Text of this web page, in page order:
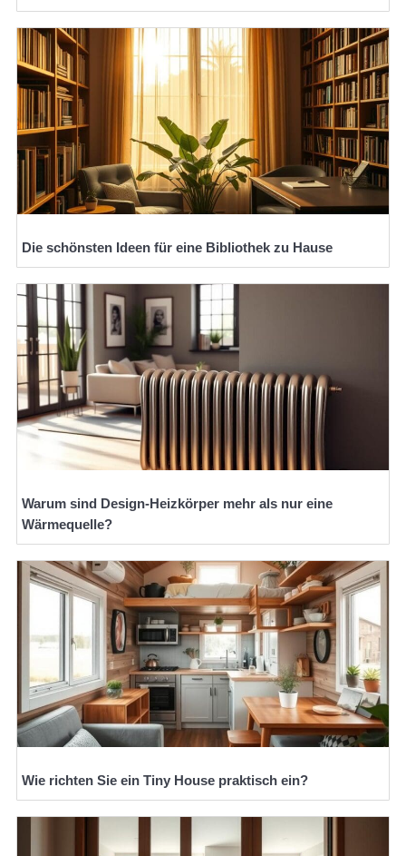
Die schönsten Ideen für eine Bibliothek zu Hause
Warum sind Design-Heizkörper mehr als nur eine
Wärmequelle?
Wie richten Sie ein Tiny House praktisch ein?